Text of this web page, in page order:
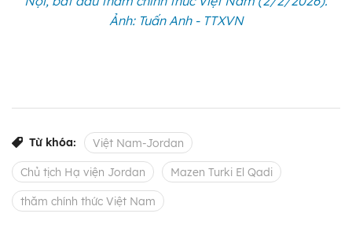
Ảnh: Tuấn Anh - TTXVN
Từ khóa: Việt Nam-Jordan
Chủ tịch Hạ viện Jordan Mazen Turki El Qadi
thăm chính thức Việt Nam